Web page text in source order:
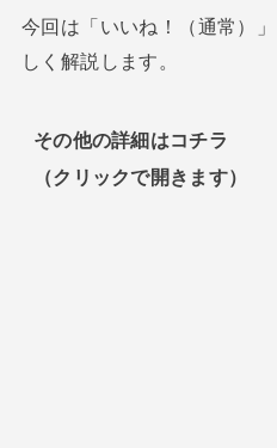
今回は「いいね！（通常）
しく解説します。
その他の詳細はコチラ
（クリックで開きます）